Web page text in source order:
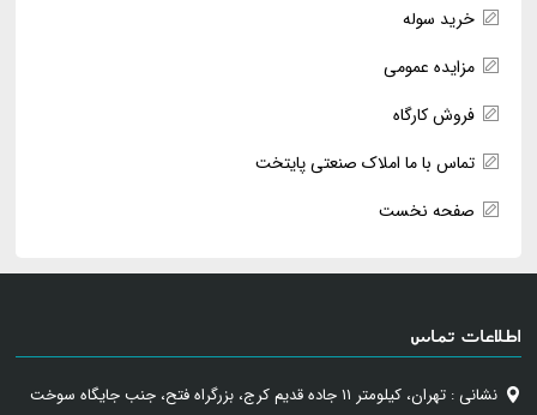
خرید سوله
مزایده عمومی
فروش کارگاه
تماس با ما املاک صنعتی پایتخت
صفحه نخست
اطلاعات تماس
نشانی : تهران، کیلومتر ۱۱ جاده قدیم کرج، بزرگراه فتح، جنب جایگاه سوخت